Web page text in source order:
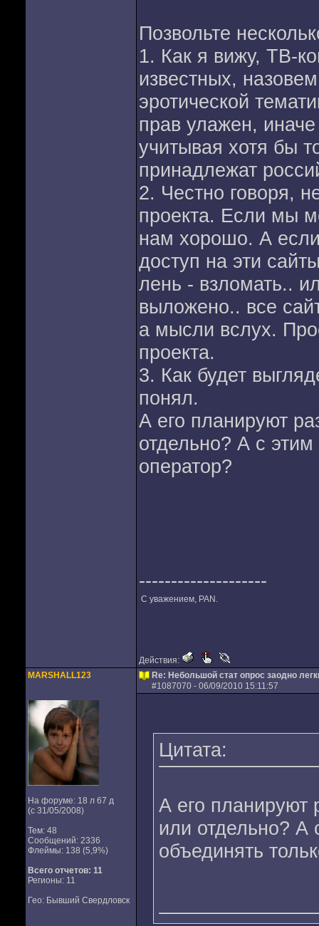
Позвольте
1. Как я вижу, ТВ-
известных,
эротической
прав улажен,
учитывая хотя бы
принадлежат
2. Честно говоря,
проекта. Если мы
нам хорошо. А если
доступ на эти
лень - взломать..
выложено.. все
а мысли вслух.
проекта.
3. Как будет
понял.
А его планируют
отдельно? А с
оператор?
--------------------
С уважением, РАN.
Действия:
MARSHALL123
На форуме: 18 л 67 д
(с 31/05/2008)
Тем: 48
Сообщений: 2336
Флеймы: 138 (5,9%)
Всего отчетов: 11
Регионы: 11
Гео: Бывший Свердловск
Re: Небольшой стат опрос заодно
#1087070- 06/09/2010 15:11:57
Цитата:
А его планируют
или отдельно? А
объединять